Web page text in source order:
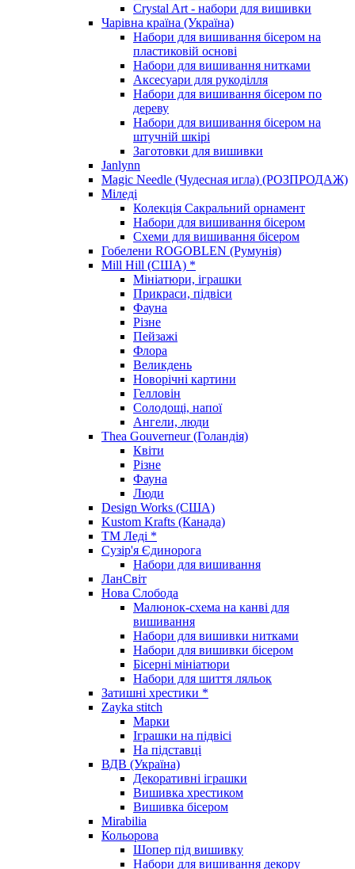
Crystal Art - набори для вишивки
Чарівна країна (Україна)
Набори для вишивання бісером на
пластиковій основі
Набори для вишивання нитками
Аксесуари для рукоділля
Набори для вишивання бісером по
дереву
Набори для вишивання бісером на
штучній шкірі
Заготовки для вишивки
Janlynn
Magic Needle (Чудесная игла) (РОЗПРОДАЖ)
Міледі
Колекція Сакральний орнамент
Набори для вишивання бісером
Схеми для вишивання бісером
Гобелени ROGOBLEN (Румунія)
Mill Hill (США) *
Мініатюри, іграшки
Прикраси, підвіси
Фауна
Різне
Пейзажі
Флора
Великдень
Новорічні картини
Гелловін
Солодощі, напої
Ангели, люди
Thea Gouverneur (Голандія)
Квіти
Різне
Фауна
Люди
Design Works (США)
Kustom Krafts (Канада)
ТМ Леді *
Сузір'я Єдинорога
Набори для вишивання
ЛанСвіт
Нова Слобода
Малюнок-схема на канві для
вишивання
Набори для вишивки нитками
Набори для вишивки бісером
Бісерні мініатюри
Набори для шиття ляльок
Затишні хрестики *
Zayka stitch
Марки
Іграшки на підвісі
На підставці
ВДВ (Україна)
Декоративні іграшки
Вишивка хрестиком
Вишивка бісером
Mirabilia
Кольорова
Шопер під вишивку
Набори для вишивання декору